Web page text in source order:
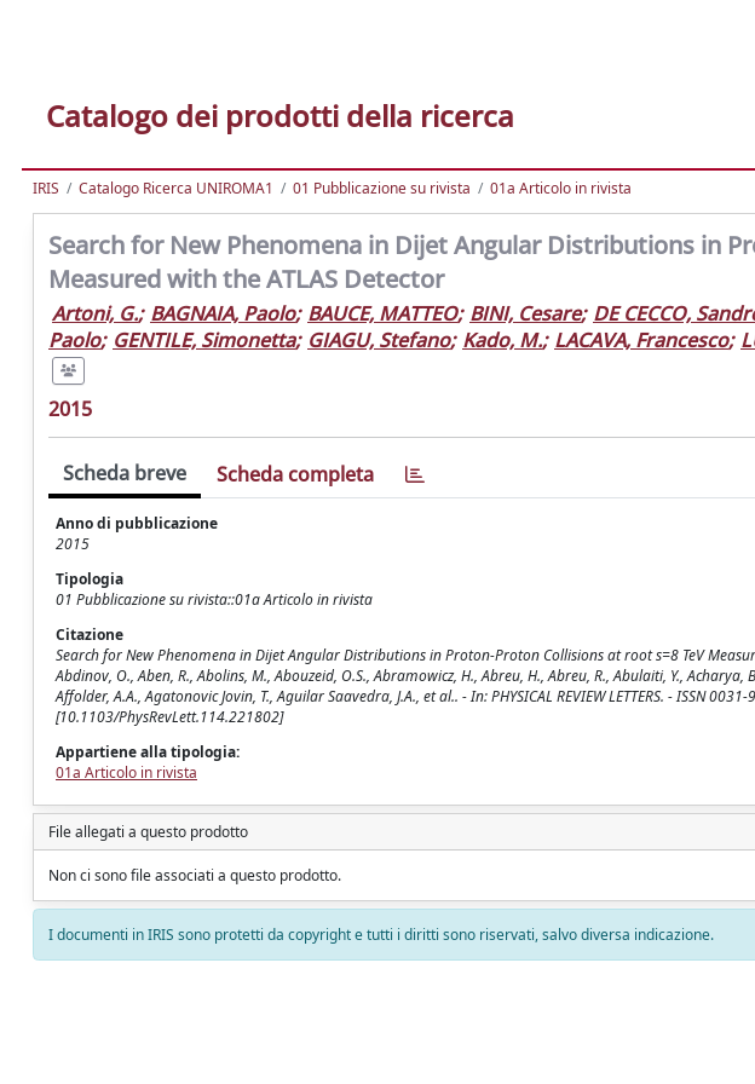
Catalogo dei prodotti della ricerca
IRIS Catalogo Ricerca UNIROMA1 01 Pubblicazione su rivista 01a Articolo in rivista
Search for New Phenomena in Dijet Angular Distributions in
Measured with the ATLAS Detector
Artoni, G.; BAGNAIA, Paolo; BAUCE, MATTEO; BINI, Cesare; DE CECCO,
Paolo; GENTILE, Simonetta; GIAGU, Stefano; Kado, M.; LACAVA, Francesco;
2015
Scheda breve Scheda completa
Anno di pubblicazione
2015
Tipologia
01 Pubblicazione su rivista::01a Articolo in rivista
Citazione
Search for New Phenomena in Dijet Angular Distributions in Proton-Proton Collisions at root s=8 TeV
Abdinov, O., Aben, R., Abolins, M., Abouzeid, O.S., Abramowicz, H., Abreu, H., Abreu, R., Abulaiti, Y., Acharya,
Affolder, A.A., Agatonovic Jovin, T., Aguilar Saavedra, J.A., et al.. - In: PHYSICAL REVIEW LETTERS. - ISSN
[10.1103/PhysRevLett.114.221802]
Appartiene alla tipologia:
01a Articolo in rivista
File allegati a questo prodotto
Non ci sono file associati a questo prodotto.
I documenti in IRIS sono protetti da copyright e tutti i diritti sono riservati, salvo diversa indicazione.